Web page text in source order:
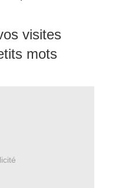
visites
mots